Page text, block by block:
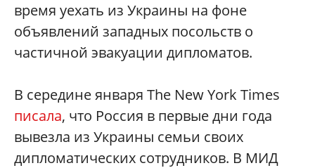
время уехать из Украины на фоне
объявлений западных посольств о
частичной эвакуации дипломатов.
В середине января The New York Times
писала, что Россия в первые дни года
вывезла из Украины семьи своих
дипломатических сотрудников. В МИД